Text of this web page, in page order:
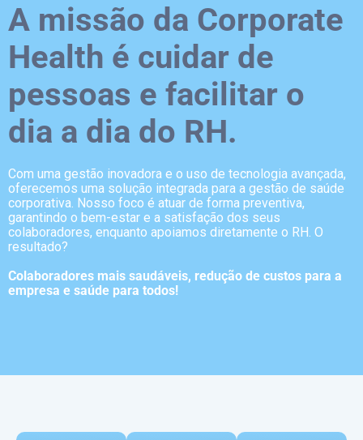
A missão da Corporate
Health é cuidar de
pessoas e facilitar o
dia a dia do RH.
Com uma gestão inovadora e o uso de tecnologia avançada,
oferecemos uma solução integrada para a gestão de saúde
corporativa. Nosso foco é atuar de forma preventiva,
garantindo o bem-estar e a satisfação dos seus
colaboradores, enquanto apoiamos diretamente o RH. O
resultado?
Colaboradores mais saudáveis, redução de custos para a
empresa e saúde para todos!